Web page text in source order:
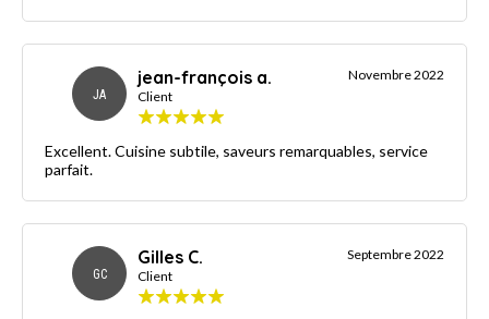
JA
jean-françois a.
Client
Novembre 2022
Excellent. Cuisine subtile, saveurs remarquables, service
parfait.
GC
Gilles C.
Client
Septembre 2022